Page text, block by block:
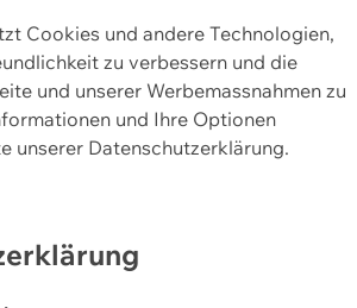
Cookies und andere Technologien,
zu verbessern und die
und unserer Werbemassnahmen zu
und Ihre Optionen
unserer Datenschutzerklärung.